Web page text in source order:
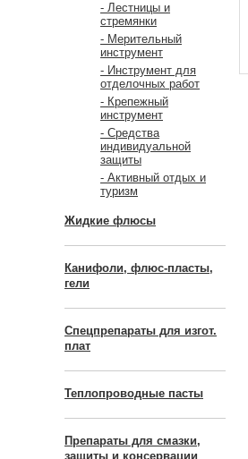
- Лестницы и
стремянки
- Мерительный
инструмент
- Инструмент для
отделочных работ
- Крепежный
инструмент
- Средства
индивидуальной
защиты
- Активный отдых и
туризм
Жидкие флюсы
Канифоли, флюс-пласты,
гели
Спецпрепараты для изгот.
плат
Теплопроводные пасты
Препараты для смазки,
защиты и консервации